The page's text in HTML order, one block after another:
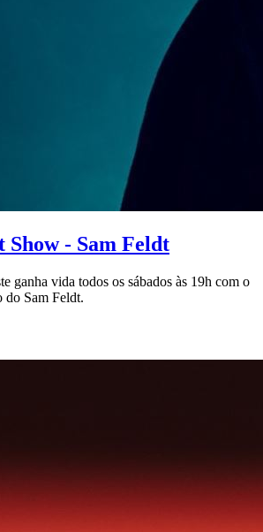
- Sam Feldt
ganha vida todos os sábados às 19h com o
do Sam Feldt.